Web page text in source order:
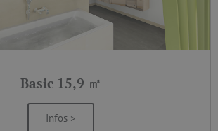
Basic 15,9 ㎡
Infos >